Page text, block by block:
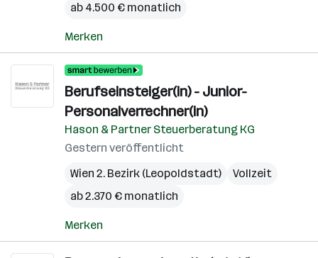
ab 4.500 € monatlich
Merken
Berufseinsteiger(in) - Junior-
Personalverrechner(in)
Hason & Partner Steuerberatung KG
Gestern veröffentlicht
Wien 2. Bezirk (Leopoldstadt)
Vollzeit
ab 2.370 € monatlich
Merken